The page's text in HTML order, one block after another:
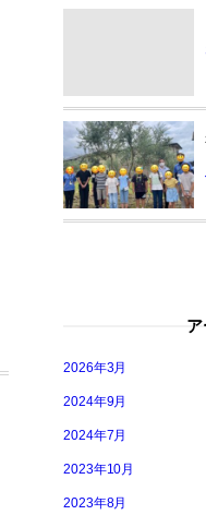
2026年3月
2024年9月
2024年7月
2023年10月
2023年8月